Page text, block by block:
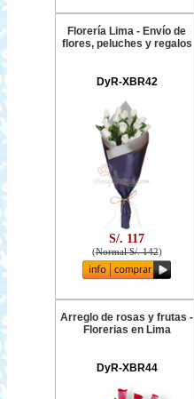
Florería Lima - Envío de
flores, peluches y regalos
DyR-XBR42
S/. 117
(Normal S/. 142)
Arreglo de rosas y frutas -
Florerias en Lima
DyR-XBR44